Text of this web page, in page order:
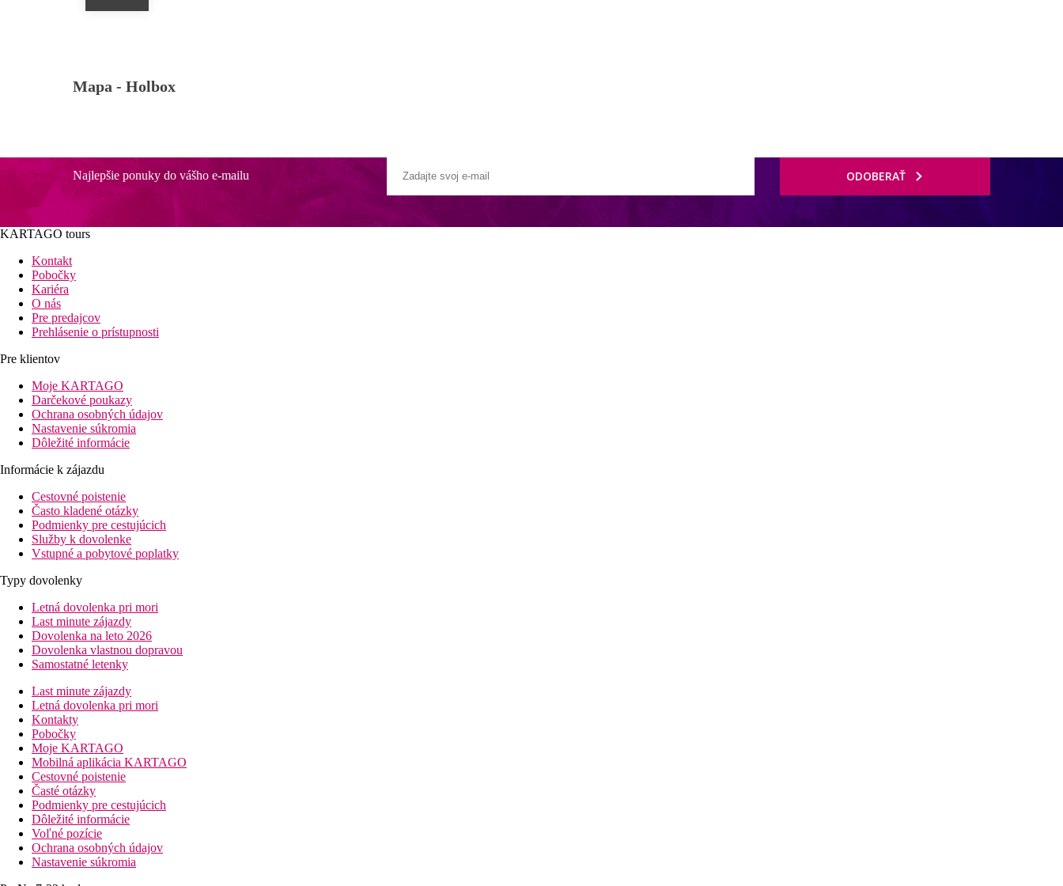
Mapa - Holbox
Najlepšie ponuky do vášho e-mailu ODOBERAŤ
KARTAGO tours
Kontakt
Pobočky
Kariéra
O nás
Pre predajcov
Prehlásenie o prístupnosti
Pre klientov
Moje KARTAGO
Darčekové poukazy
Ochrana osobných údajov
Nastavenie súkromia
Dôležité informácie
Informácie k zájazdu
Cestovné poistenie
Často kladené otázky
Podmienky pre cestujúcich
Služby k dovolenke
Vstupné a pobytové poplatky
Typy dovolenky
Letná dovolenka pri mori
Last minute zájazdy
Dovolenka na leto 2026
Dovolenka vlastnou dopravou
Samostatné letenky
Last minute zájazdy
Letná dovolenka pri mori
Kontakty
Pobočky
Moje KARTAGO
Mobilná aplikácia KARTAGO
Cestovné poistenie
Časté otázky
Podmienky pre cestujúcich
Dôležité informácie
Voľné pozície
Ochrana osobných údajov
Nastavenie súkromia